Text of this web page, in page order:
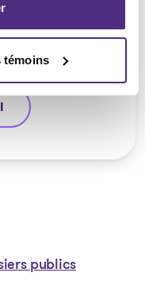
témoins
publics